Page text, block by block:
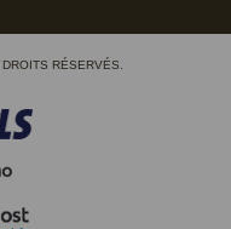
RÉSERVÉS.